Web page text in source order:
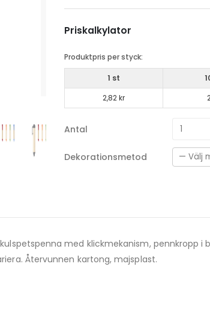
Priskalkylator
Produktpris per styck:
1 st
2,82 kr
Antal
Dekorationsmetod
med klickmekanism,
Återvunnen kartong, majsplast.